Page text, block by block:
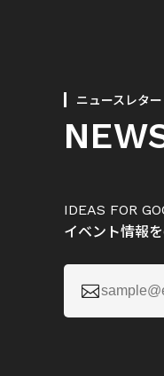
ニュースレター
IDEAS FOR
イベント情報
